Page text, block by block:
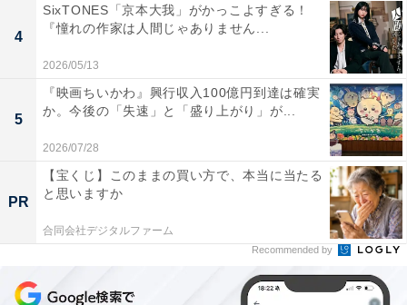
強弱や表情の作り込みで繊細に表現しています。霊感商
法や裏社会とのつながりもささやかれた悪女を、魅力あ
るキャラクターに仕上げることに成功しました。
4
SixTONES「京本大我」がかっこよすぎる！
『憧れの作家は人間じゃありません...
2026/05/13
5
『映画ちいかわ』興行収入100億円到達は確実
か。今後の「失速」と「盛り上がり」が...
2026/07/28
PR
【宝くじ】このままの買い方で、本当に当たる
と思いますか
合同会社デジタルファーム
Recommended by